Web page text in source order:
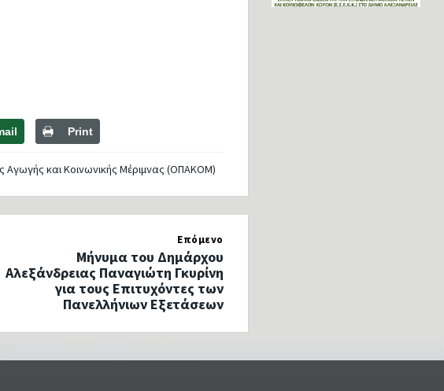
Print
Αγωγής και Κοινωνικής Μέριμνας (ΟΠΑΚΟΜ)
Επόμενο
Μήνυμα του Δημάρχου
Αλεξάνδρειας Παναγιώτη Γκυρίνη
για τους Επιτυχόντες των
Πανελλήνιων Εξετάσεων